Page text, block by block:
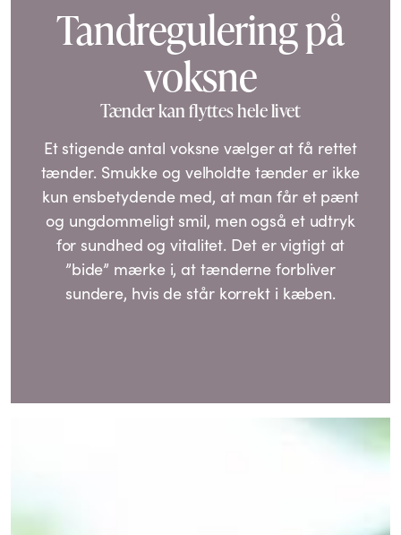
Tandregulering på
voksne
Tænder kan flyttes hele livet
Et stigende antal voksne vælger at få rettet
tænder. Smukke og velholdte tænder er ikke
kun ensbetydende med, at man får et pænt
og ungdommeligt smil, men også et udtryk
for sundhed og vitalitet. Det er vigtigt at
”bide” mærke i, at tænderne forbliver
sundere, hvis de står korrekt i kæben.